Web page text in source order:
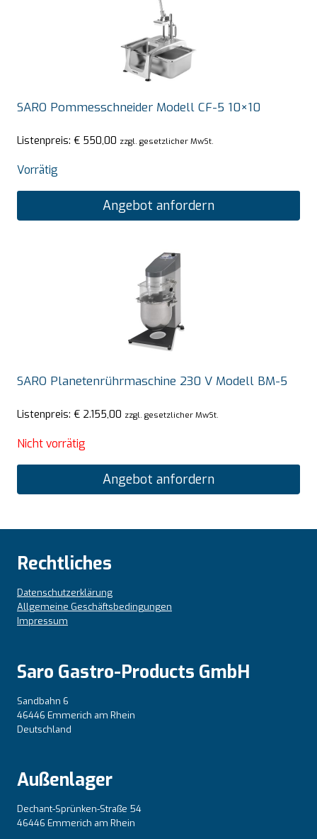
SARO Pommesschneider Modell CF-5 10×10
Listenpreis: € 550,00 zzgl. gesetzlicher MwSt.
Vorrätig
Angebot anfordern
SARO Planetenrührmaschine 230 V Modell BM-5
Listenpreis: € 2.155,00 zzgl. gesetzlicher MwSt.
Nicht vorrätig
Angebot anfordern
Rechtliches
Datenschutzerklärung
Allgemeine Geschäftsbedingungen
Impressum
Saro Gastro-Products GmbH
Sandbahn 6
46446 Emmerich am Rhein
Deutschland
Außenlager
Dechant-Sprünken-Straße 54
46446 Emmerich am Rhein